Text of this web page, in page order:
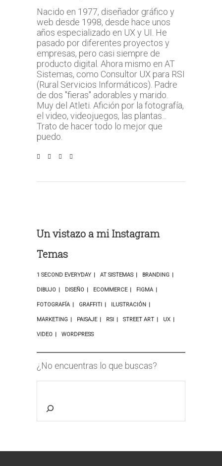
Nacido en 1977, diseñador gráfico y
web desde 1998, desde hace unos
años especializado en UX y UI. He
pasado por diferentes proyectos y
empresas, pero casi siempre de
producto digital. Ahora mismo en AT
Sistemas, como Consultor UX para RSI
(Rural Servicios Informáticos). Padre
de dos "fieras" adorables y marido.
Muy del Atleti. Afición por la fotografía,
el video, videojuegos, las plantas...
Trato de hacer todo lo mejor que
puedo.
Un vistazo a mi Instagram
Temas
1 SECOND EVERYDAY AT SISTEMAS BRANDING
DIBUJO DISEÑO ECOMMERCE FIGMA
FOTOGRAFÍA GRAFFITI ILUSTRACIÓN
MARKETING PAISAJE RSI STREET ART UX
VIDEO WORDPRESS
¿No encuentras lo que buscas?